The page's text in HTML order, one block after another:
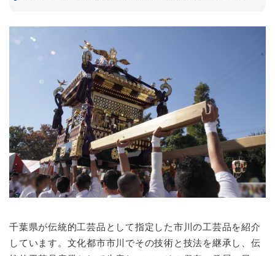
千葉県が伝統的工芸品として指定した市川の工芸品を紹介
しています。文化都市市川でその技術と技法を継承し、伝